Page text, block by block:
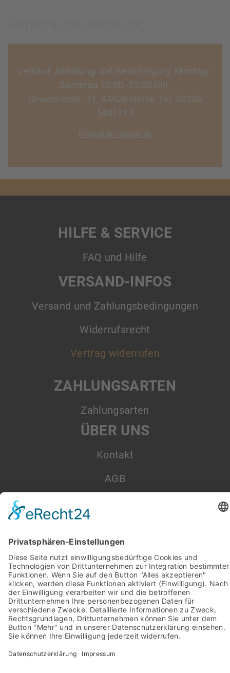
Verkauf, Abholung und Besichtigung: Montag -
Samstag 10:00 -13:00 Uhr,
Gewerkenstr. 11, 44628 Herne Tel. 02305
5491313
info@stein-mosaik.de
HILFE & SERVICE
FAQ und Hilfe
VERSAND-INFOS
Versand und Zahlungsbedingungen
Widerrufsrecht
Vertrag widerrufen
ZAHLUNGSARTEN
Zahlungsarten
ÜBER UNS
Kontakt
AGB
Pictures from:www.freepik.com